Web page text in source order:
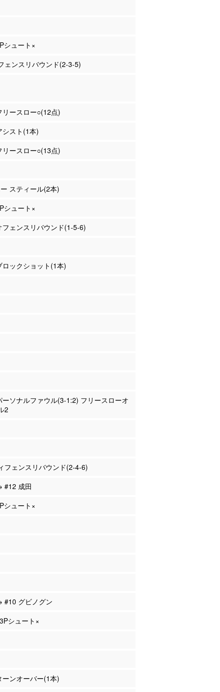
シュート×
ェンスリバウンド(2-3-5)
リースロー○(12点)
スト(1本)
リースロー○(13点)
スティール(2本)
シュート×
フェンスリバウンド(1-5-6)
ックショット(1本)
ーソナルファウル(3-1:2) フリースローオ
2
フェンスリバウンド(2-4-6)
#12 成田
シュート×
#10 グビノグン
シュート×
ンオーバー(1本)